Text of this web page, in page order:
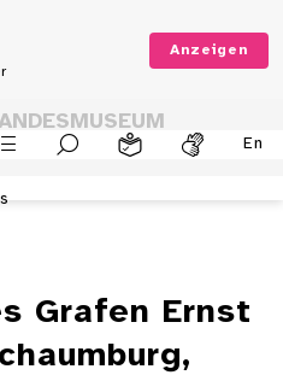
Anzeigen
En
Grafen Ernst